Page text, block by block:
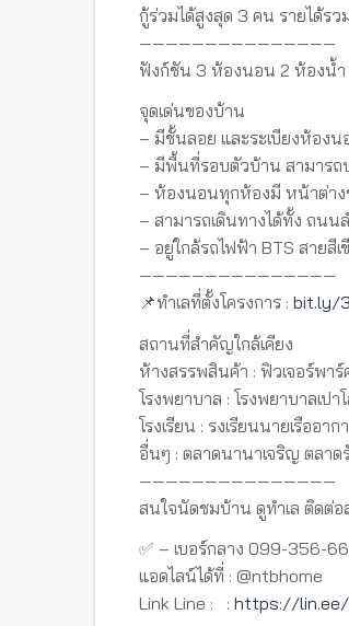
กู้ร่วมได้สูงสุด 3 คน รายได้
———————————————
ฟังก์ชัน 3 ห้องนอน 2 ห้องน้ำ
จุดเด่นของบ้าน
– มีชั้นลอย และระเบียงห้อง
– มีพื้นที่รอบตัวบ้าน สามารถ
– ห้องนอนทุกห้องมี หน้าต่า
– สามารถเดินทางได้ทั้ง ถน
– อยู่ใกล้รถไฟฟ้า BTS สายสี
———————————————
📌ทำเลที่ตั้งโครงการ : bit.ly/
สถานที่สำคัญใกล้เคียง
ห้างสรรพสินค้า : ฟิวเจอร์พาร์
โรงพยาบาล : โรงพยาบาลเป
โรงเรียน : รงเรียนนายเรืออาก
อื่นๆ : ตลาดนานาเจริญ ตลาด
———————————————
สนใจนัดชมบ้าน ดูทำเล ติดต่อ
✅ – เบอร์กลาง 099-356-
แอดไลน์ได้ที่ : @ntbhome
Link Line : : https://lin.ee/